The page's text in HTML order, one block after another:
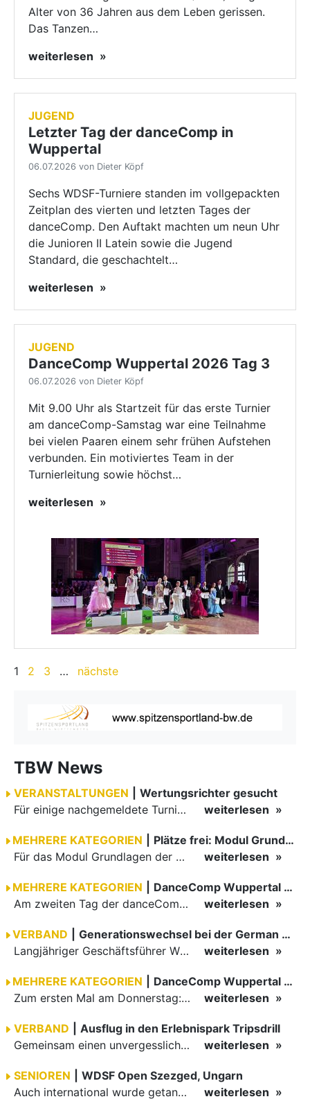
Alter von 36 Jahren aus dem Leben gerissen.
Das Tanzen…
weiterlesen
JUGEND
Letzter Tag der danceComp in
Wuppertal
06.07.2026 von Dieter Köpf
Sechs WDSF-Turniere standen im vollgepackten
Zeitplan des vierten und letzten Tages der
danceComp. Den Auftakt machten um neun Uhr
die Junioren II Latein sowie die Jugend
Standard, die geschachtelt…
weiterlesen
JUGEND
DanceComp Wuppertal 2026 Tag 3
06.07.2026 von Dieter Köpf
Mit 9.00 Uhr als Startzeit für das erste Turnier
am danceComp-Samstag war eine Teilnahme
bei vielen Paaren einem sehr frühen Aufstehen
verbunden. Ein motiviertes Team in der
Turnierleitung sowie höchst…
weiterlesen
1 2 3 … nächste
TBW News
VERANSTALTUNGEN
Wertungsrichter gesucht
Für einige nachgemeldete Turniere im 2 Halbjahr sucht der ZWE noch Wertungsrichter.
weiterlesen
MEHRERE KATEGORIEN
Plätze frei: Modul Grundlagen
Für das Modul Grundlagen der Breitensportausbildung vom 10. bis 13. September an der Landessportschule Albstadt sind noch Plätze frei. Das Modul kann auch für den Lizenzerhalt (30 LE fachlich) genutzt…
weiterlesen
MEHRERE KATEGORIEN
DanceComp Wuppertal 2026
Am zweiten Tag der danceComp starteten die Turniere im großen Saal. Den Auftakt machte das größte Feld des Wochenendes: Im WDSF Open Senior III Standard gingen 141 Paare aufs Parkett.
weiterlesen
VERBAND
Generationswechsel bei der German Open Championships…
Langjähriger Geschäftsführer Wilfried Scheible übergibt Verantwortung an Stephen Harnisch und Bernd Roßnagel Stuttgart, den 30. Juni 2026.
weiterlesen
MEHRERE KATEGORIEN
DanceComp Wuppertal 2026
Zum ersten Mal am Donnerstag: erster Tag der danceComp
weiterlesen
VERBAND
Ausflug in den Erlebnispark Tripsdrill
Gemeinsam einen unvergesslichen Tag erleben
weiterlesen
SENIOREN
WDSF Open Szezged, Ungarn
Auch international wurde getanzt in Ungarn am vergangenen Wochenende
weiterlesen